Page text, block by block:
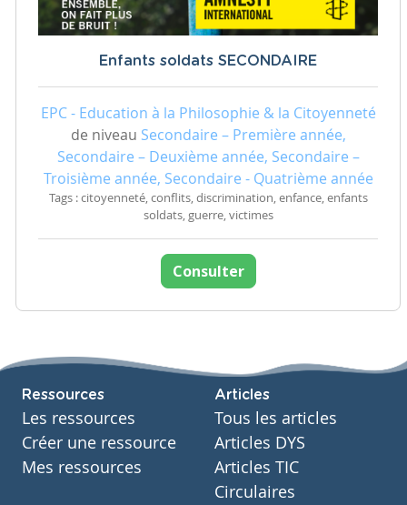
Enfants soldats SECONDAIRE
EPC - Education à la Philosophie & la Citoyenneté
de niveau Secondaire – Première année,
Secondaire – Deuxième année, Secondaire –
Troisième année, Secondaire - Quatrième année
Tags : citoyenneté, conflits, discrimination, enfance, enfants
soldats, guerre, victimes
Consulter
Ressources
Les ressources
Créer une ressource
Mes ressources
Articles
Tous les articles
Articles DYS
Articles TIC
Circulaires